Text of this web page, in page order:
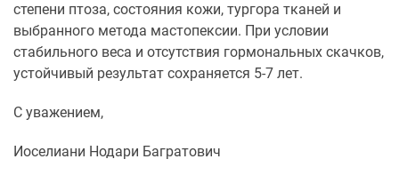
степени птоза, состояния кожи, тургора тканей и
выбранного метода мастопексии. При условии
стабильного веса и отсутствия гормональных скачков,
устойчивый результат сохраняется 5-7 лет.
С уважением,
Иоселиани Нодари Багратович